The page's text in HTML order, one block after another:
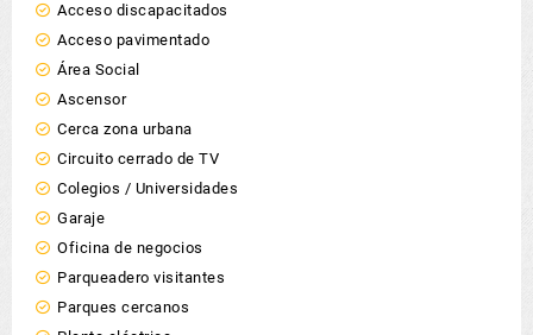
Acceso discapacitados
Acceso pavimentado
Área Social
Ascensor
Cerca zona urbana
Circuito cerrado de TV
Colegios / Universidades
Garaje
Oficina de negocios
Parqueadero visitantes
Parques cercanos